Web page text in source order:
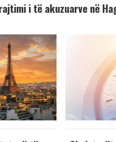
i të akuzuarve në